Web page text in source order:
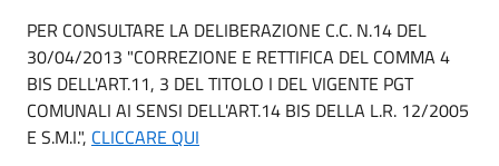
PER CONSULTARE LA DELIBERAZIONE C.C. N.14 DEL
30/04/2013 "CORREZIONE E RETTIFICA DEL COMMA 4
BIS DELL'ART.11, 3 DEL TITOLO I DEL VIGENTE PGT
COMUNALI AI SENSI DELL'ART.14 BIS DELLA L.R. 12/2005
E S.M.I.", CLICCARE QUI